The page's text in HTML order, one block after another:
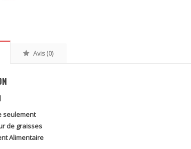
Avis (0)
seulement
de graisses
Alimentaire